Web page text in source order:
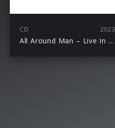
CD 2023
All Around Man – Live In London